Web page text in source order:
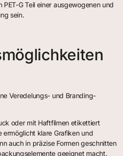
G Teil einer ausgewogenen und
sein.
Veredelungs- und Branding-
oder mit Haftfilmen etikettiert
klare Grafiken und
auch in präzise Formen geschnitten
geeignet macht.